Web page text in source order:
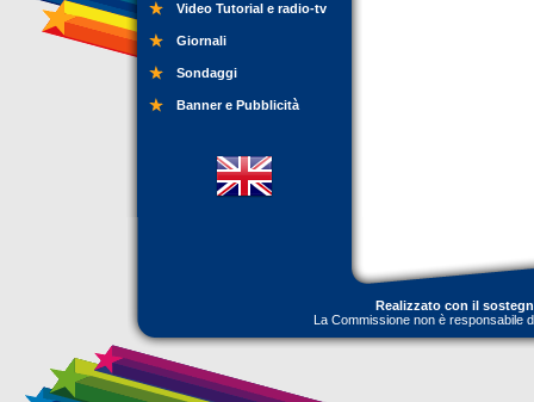
Video Tutorial e radio-tv
Giornali
Sondaggi
Banner e Pubblicità
Realizzato con il
La Commissione non è responsabile